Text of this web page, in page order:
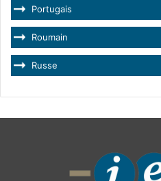
Portugais
Roumain
Russe